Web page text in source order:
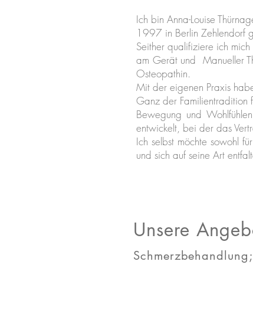
Ich bin Anna-Louise
1997 in Berlin Zehlendorf
Seither qualifiziere ich
am Gerät und Manueller
Osteopathin.
Mit der eigenen Praxis
Ganz der
Bewegung und
entwickelt, bei der das
Ich selbst möchte sowohl
und sich auf seine Art
Unsere